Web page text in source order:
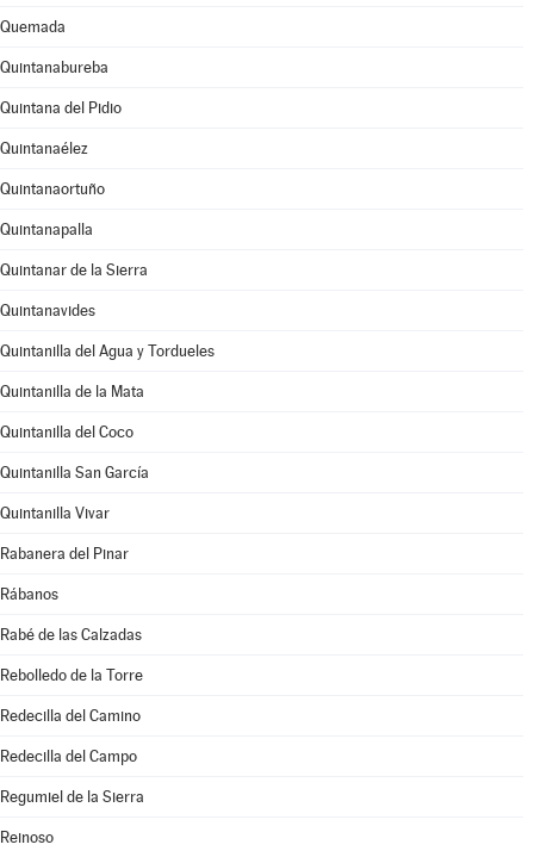
Quemada
Quintanabureba
Quintana del Pidio
Quintanaélez
Quintanaortuño
Quintanapalla
Quintanar de la Sierra
Quintanavides
Quintanilla del Agua y Tordueles
Quintanilla de la Mata
Quintanilla del Coco
Quintanilla San García
Quintanilla Vivar
Rabanera del Pinar
Rábanos
Rabé de las Calzadas
Rebolledo de la Torre
Redecilla del Camino
Redecilla del Campo
Regumiel de la Sierra
Reinoso